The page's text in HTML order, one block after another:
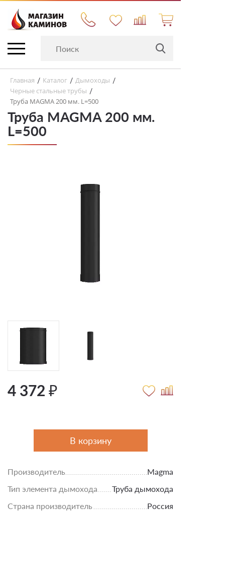
Главная / Каталог / Дымоходы /
Черные стальные трубы /
Труба MAGMA 200 мм. L=500
Труба MAGMA 200 мм.
L=500
4 372 ₽
В корзину
Производитель
Magma
Тип элемента дымохода
Труба дымохода
Страна производитель
Россия